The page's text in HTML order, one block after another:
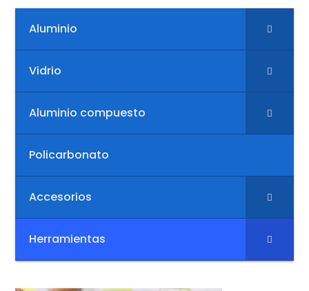
Aluminio
Vidrio
Aluminio compuesto
Policarbonato
Accesorios
Herramientas